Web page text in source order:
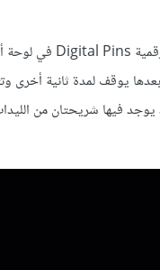
يوقف لمدة ثانية أخرى
فيها شريحتان من